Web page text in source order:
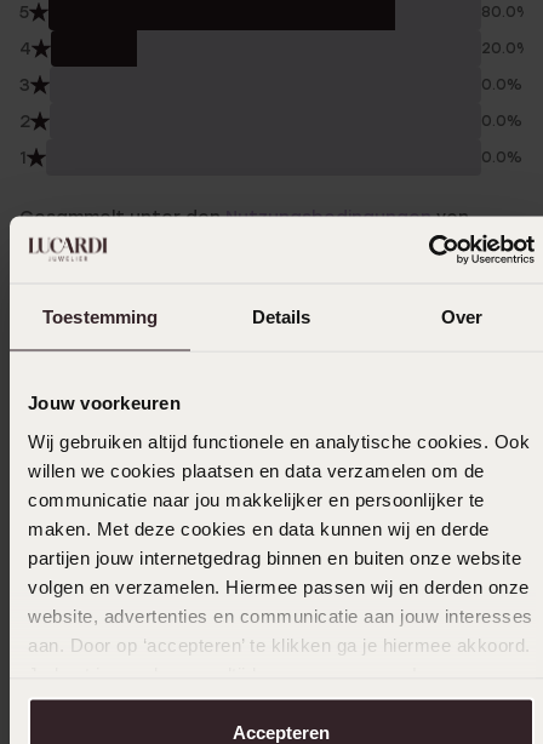
Toestemming Details Over
Jouw voorkeuren
Wij gebruiken altijd functionele en analytische cookies. Ook
willen we cookies plaatsen en data verzamelen om de
communicatie naar jou makkelijker en persoonlijker te
maken. Met deze cookies en data kunnen wij en derde
partijen jouw internetgedrag binnen en buiten onze website
volgen en verzamelen. Hiermee passen wij en derden onze
website, advertenties en communicatie aan jouw interesses
aan. Door op ‘accepteren’ te klikken ga je hiermee akkoord.
over in onscookiebeleid.
Accepteren
5 80.0%
4 20.0%
3 0.0%
2 0.0%
1 0.0%
Gesammelt unter denNutzungsbedingungenvon
Trusted shops
Sehr schön und einfach zum An- und
Ausziehen
Übersetzt | Original ansehen
11-12-2025 - Jacqueline d.